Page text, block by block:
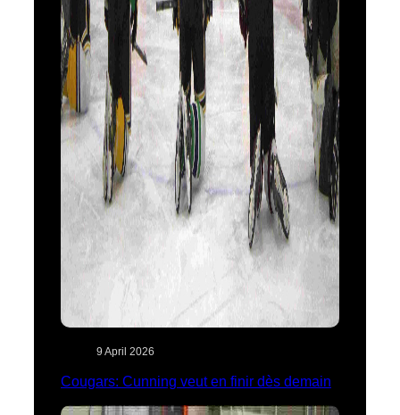
9 April 2026
Cougars: Cunning veut en finir dès demain